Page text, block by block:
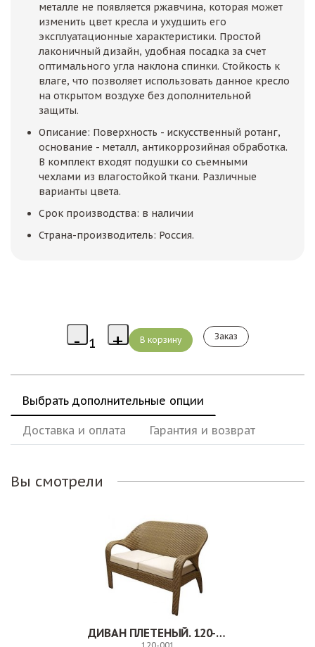
металле не появляется ржавчина, которая может
изменить цвет кресла и ухудшить его
эксплуатационные характеристики. Простой
лаконичный дизайн, удобная посадка за счет
оптимального угла наклона спинки. Стойкость к
влаге, что позволяет использовать данное кресло
на открытом воздухе без дополнительной
защиты.
Описание: Поверхность - искусственный ротанг,
основание - металл, антикоррозийная обработка.
В комплект входят подушки со съемными
чехлами из влагостойкой ткани. Различные
варианты цвета.
Срок производства: в наличии
Страна-производитель: Россия.
Заказ
Выбрать дополнительные опции
Доставка и оплата Гарантия и возврат
Вы смотрели
ДИВАН ПЛЕТЕНЫЙ. 120-001
120-001